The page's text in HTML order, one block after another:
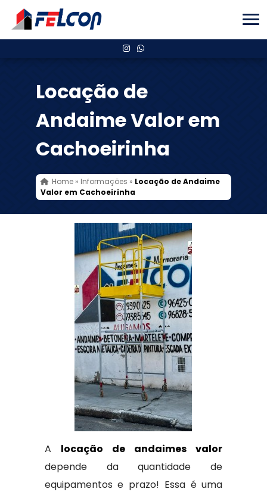
Locação de
Andaime Valor em
Cachoeirinha
Home» Informações » Locação de Andaime
Valor em Cachoeirinha
A locação de andaimes valor
depende da quantidade de
equipamentos e prazo! Essa é uma